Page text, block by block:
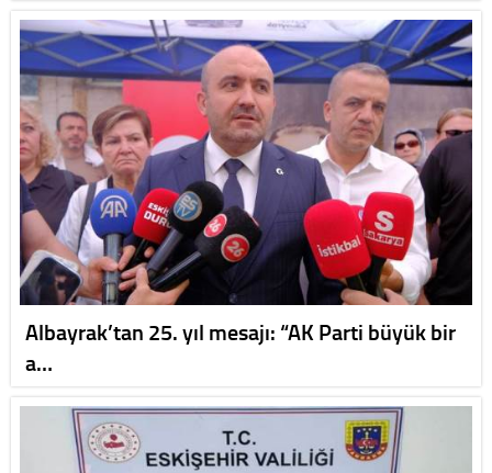
Albayrak’tan 25. yıl mesajı: “AK Parti büyük bir
a…